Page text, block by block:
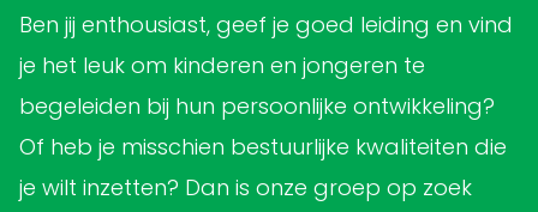
Ben jij enthousiast, geef je goed leiding en vind
je het leuk om kinderen en jongeren te
begeleiden bij hun persoonlijke ontwikkeling?
Of heb je misschien bestuurlijke kwaliteiten die
je wilt inzetten? Dan is onze groep op zoek